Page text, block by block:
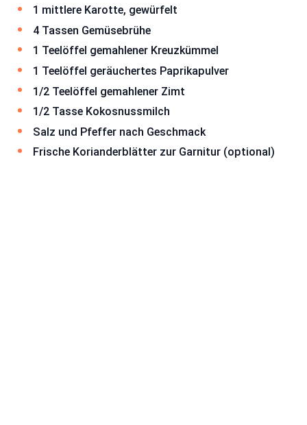
1 mittlere Karotte, gewürfelt
4 Tassen Gemüsebrühe
1 Teelöffel gemahlener Kreuzkümmel
1 Teelöffel geräuchertes Paprikapulver
1/2 Teelöffel gemahlener Zimt
1/2 Tasse Kokosnussmilch
Salz und Pfeffer nach Geschmack
Frische Korianderblätter zur Garnitur (optional)